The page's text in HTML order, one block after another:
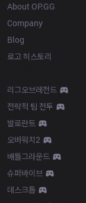
About OP.GG
Company
Blog
로고 히스토리
리그오브레전드
전략적 팀 전투
발로란트
오버워치2
배틀그라운드
슈퍼바이브
데스크톱